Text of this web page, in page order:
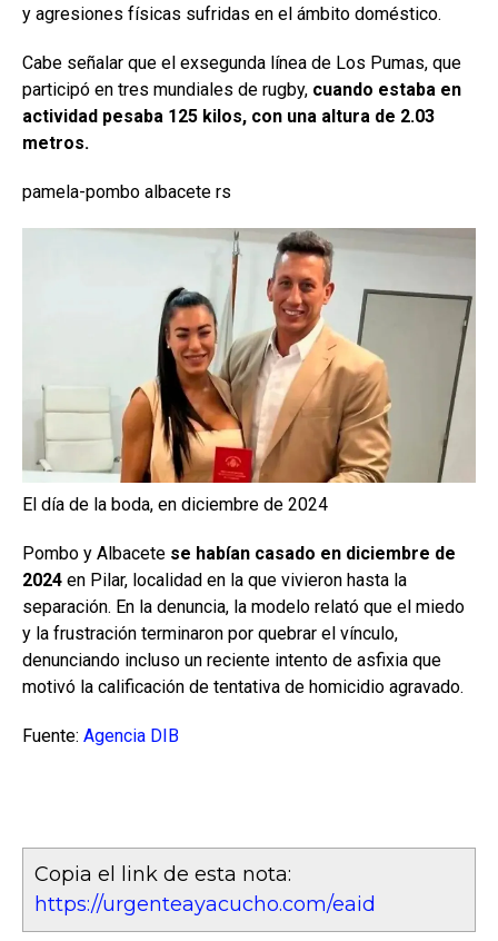
y agresiones físicas sufridas en el ámbito doméstico.
Cabe señalar que el exsegunda línea de Los Pumas, que
participó en tres mundiales de rugby, cuando estaba en
actividad pesaba 125 kilos, con una altura de 2.03
metros.
pamela-pombo albacete rs
El día de la boda, en diciembre de 2024
Pombo y Albacete se habían casado en diciembre de
2024 en Pilar, localidad en la que vivieron hasta la
separación. En la denuncia, la modelo relató que el miedo
y la frustración terminaron por quebrar el vínculo,
denunciando incluso un reciente intento de asfixia que
motivó la calificación de tentativa de homicidio agravado.
Fuente: Agencia DIB
Copia el link de esta nota:
https://urgenteayacucho.com/eaid